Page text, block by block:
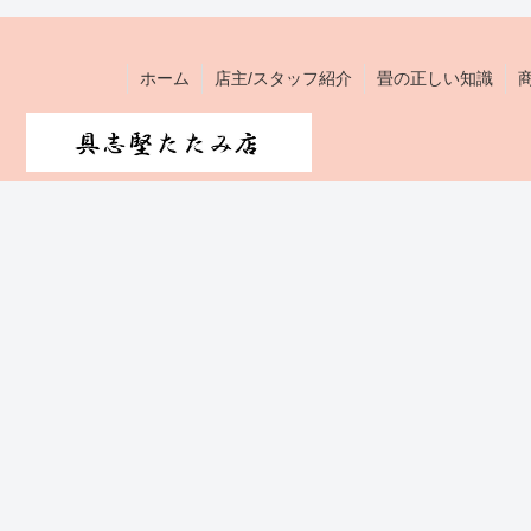
ホーム 店主/スタッフ紹介 畳の正しい知識